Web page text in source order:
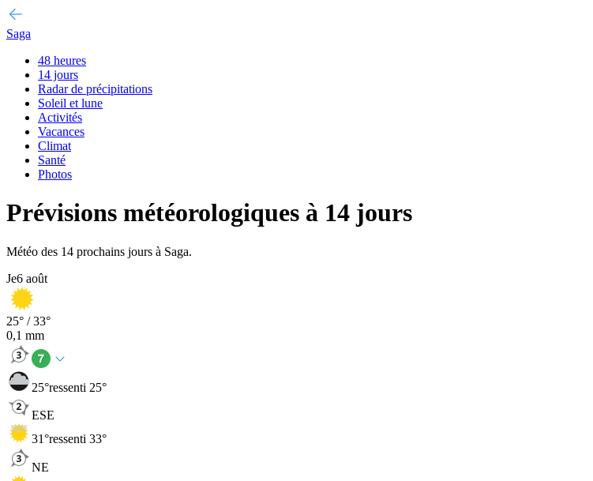
Saga
48 heures
14 jours
Radar de précipitations
Soleil et lune
Activités
Vacances
Climat
Santé
Photos
Prévisions météorologiques à 14 jours
Météo des 14 prochains jours à Saga.
Je6 août
25° /33°
0,1 mm
25°ressenti 25°
ESE
31°ressenti 33°
NE